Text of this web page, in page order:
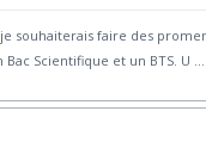
souhaiterais faire des
Scientifique et un BTS. U ...